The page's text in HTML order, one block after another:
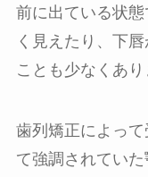
前に出ている状
く見えたり、下
ことも少なくあり
歯列矯正によっ
て強調されてい